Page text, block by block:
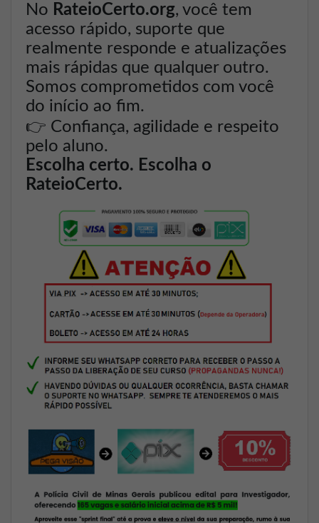
No RateioCerto.org, você tem
acesso rápido, suporte que
realmente responde e atualizações
mais rápidas que qualquer outro.
Somos comprometidos com você
do início ao fim.
👉 Confiança, agilidade e respeito
pelo aluno.
Escolha certo. Escolha o
RateioCerto.